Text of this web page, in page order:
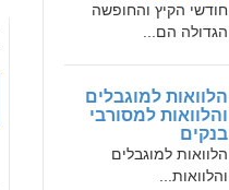
חודשי הקיץ והחופשה
הגדולה הם...
הלוואות למוגבלים
והלוואות למסורבי
בנקים
הלוואות למוגבלים
והלוואות...